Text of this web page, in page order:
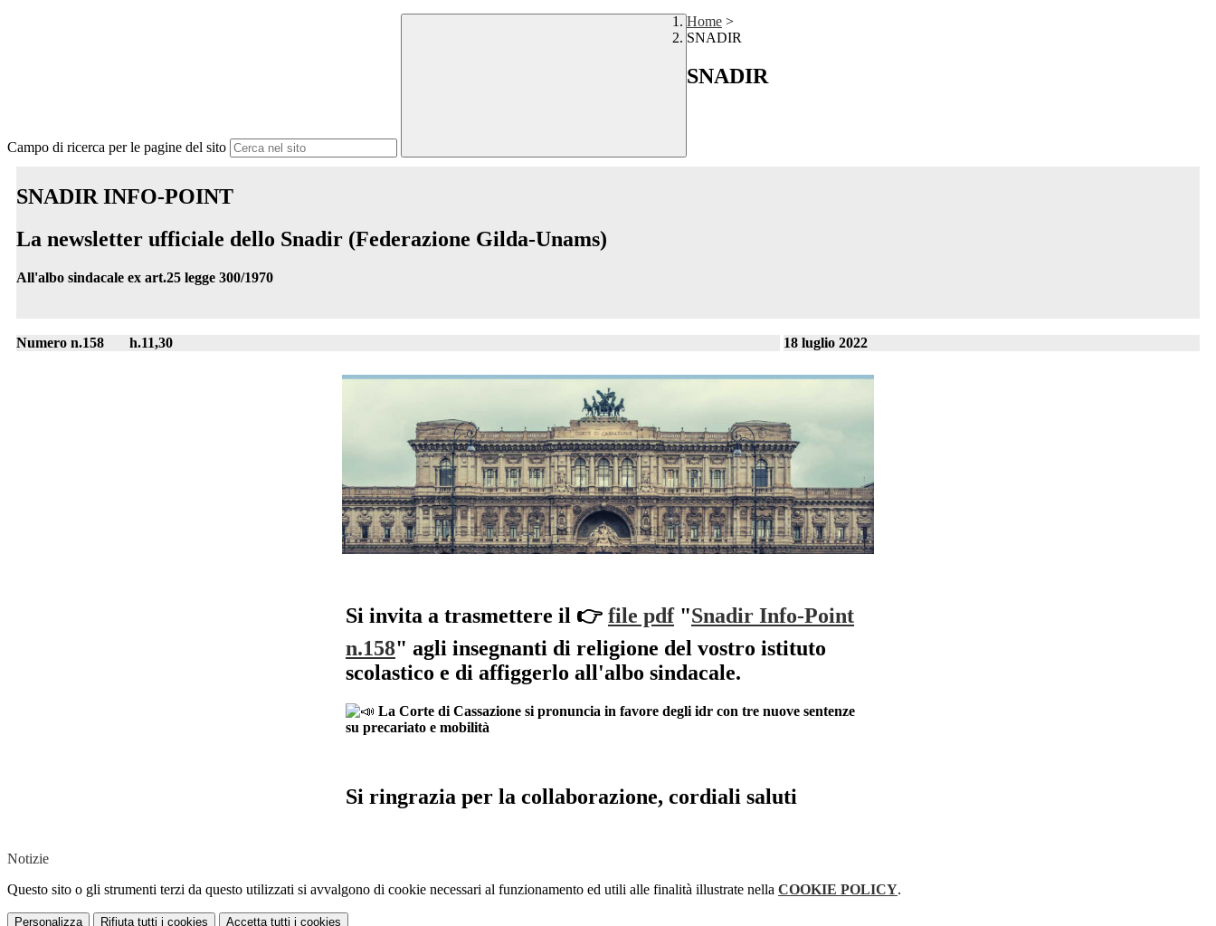
Campo di ricerca per le pagine del sito
Home >
SNADIR
SNADIR
SNADIR INFO-POINT
La newsletter ufficiale dello Snadir (Federazione Gilda-Unams)
All'albo sindacale ex art.25 legge 300/1970
Numero n.158 h.11,30 18 luglio 2022
Si invita a trasmettere il 👉 file pdf "Snadir Info-Point
n.158" agli insegnanti di religione del vostro istituto
scolastico e di affiggerlo all'albo sindacale.
La Corte di Cassazione si pronuncia in favore degli idr con tre nuove sentenze
su precariato e mobilità
Si ringrazia per la collaborazione, cordiali saluti
Notizie
Questo sito o gli strumenti terzi da questo utilizzati si avvalgono di cookie necessari al funzionamento ed utili alle finalità illustrate nella COOKIE POLICY.
Personalizza Rifiuta tutti i cookies Accetta tutti i cookies